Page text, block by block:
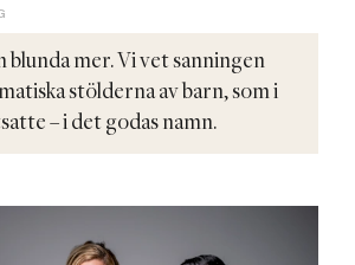
blunda mer. Vi vet sanningen
stölderna av barn, som i
– i det godas namn.